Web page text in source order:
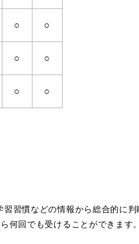
○ ○
○ ○
○ ○
習慣などの情報から総合的に
何回でも受けることができます。